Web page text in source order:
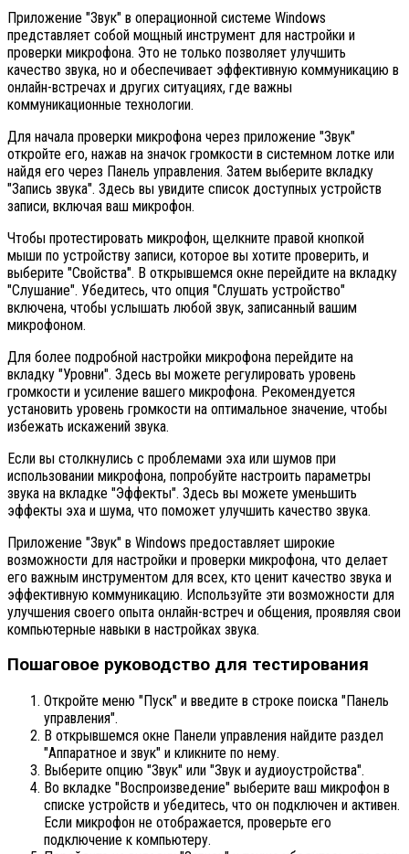
Приложение "Звук" в операционной системе Windows
представляет собой мощный инструмент для настройки и
проверки микрофона. Это не только позволяет улучшить
качество звука, но и обеспечивает эффективную коммуникацию в
онлайн-встречах и других ситуациях, где важны
коммуникационные технологии.
Для начала проверки микрофона через приложение "Звук"
откройте его, нажав на значок громкости в системном лотке или
найдя его через Панель управления. Затем выберите вкладку
"Запись звука". Здесь вы увидите список доступных устройств
записи, включая ваш микрофон.
Чтобы протестировать микрофон, щелкните правой кнопкой
мыши по устройству записи, которое вы хотите проверить, и
выберите "Свойства". В открывшемся окне перейдите на вкладку
"Слушание". Убедитесь, что опция "Слушать устройство"
включена, чтобы услышать любой звук, записанный вашим
микрофоном.
Для более подробной настройки микрофона перейдите на
вкладку "Уровни". Здесь вы можете регулировать уровень
громкости и усиление вашего микрофона. Рекомендуется
установить уровень громкости на оптимальное значение, чтобы
избежать искажений звука.
Если вы столкнулись с проблемами эха или шумов при
использовании микрофона, попробуйте настроить параметры
звука на вкладке "Эффекты". Здесь вы можете уменьшить
эффекты эха и шума, что поможет улучшить качество звука.
Приложение "Звук" в Windows предоставляет широкие
возможности для настройки и проверки микрофона, что делает
его важным инструментом для всех, кто ценит качество звука и
эффективную коммуникацию. Используйте эти возможности для
улучшения своего опыта онлайн-встреч и общения, проявляя свои
компьютерные навыки в настройках звука.
Пошаговое руководство для тестирования
Откройте меню "Пуск" и введите в строке поиска "Панель
управления".
В открывшемся окне Панели управления найдите раздел
"Аппаратное и звук" и кликните по нему.
Выберите опцию "Звук" или "Звук и аудиоустройства".
Во вкладке "Воспроизведение" выберите ваш микрофон в
списке устройств и убедитесь, что он подключен и активен.
Если микрофон не отображается, проверьте его
подключение к компьютеру.